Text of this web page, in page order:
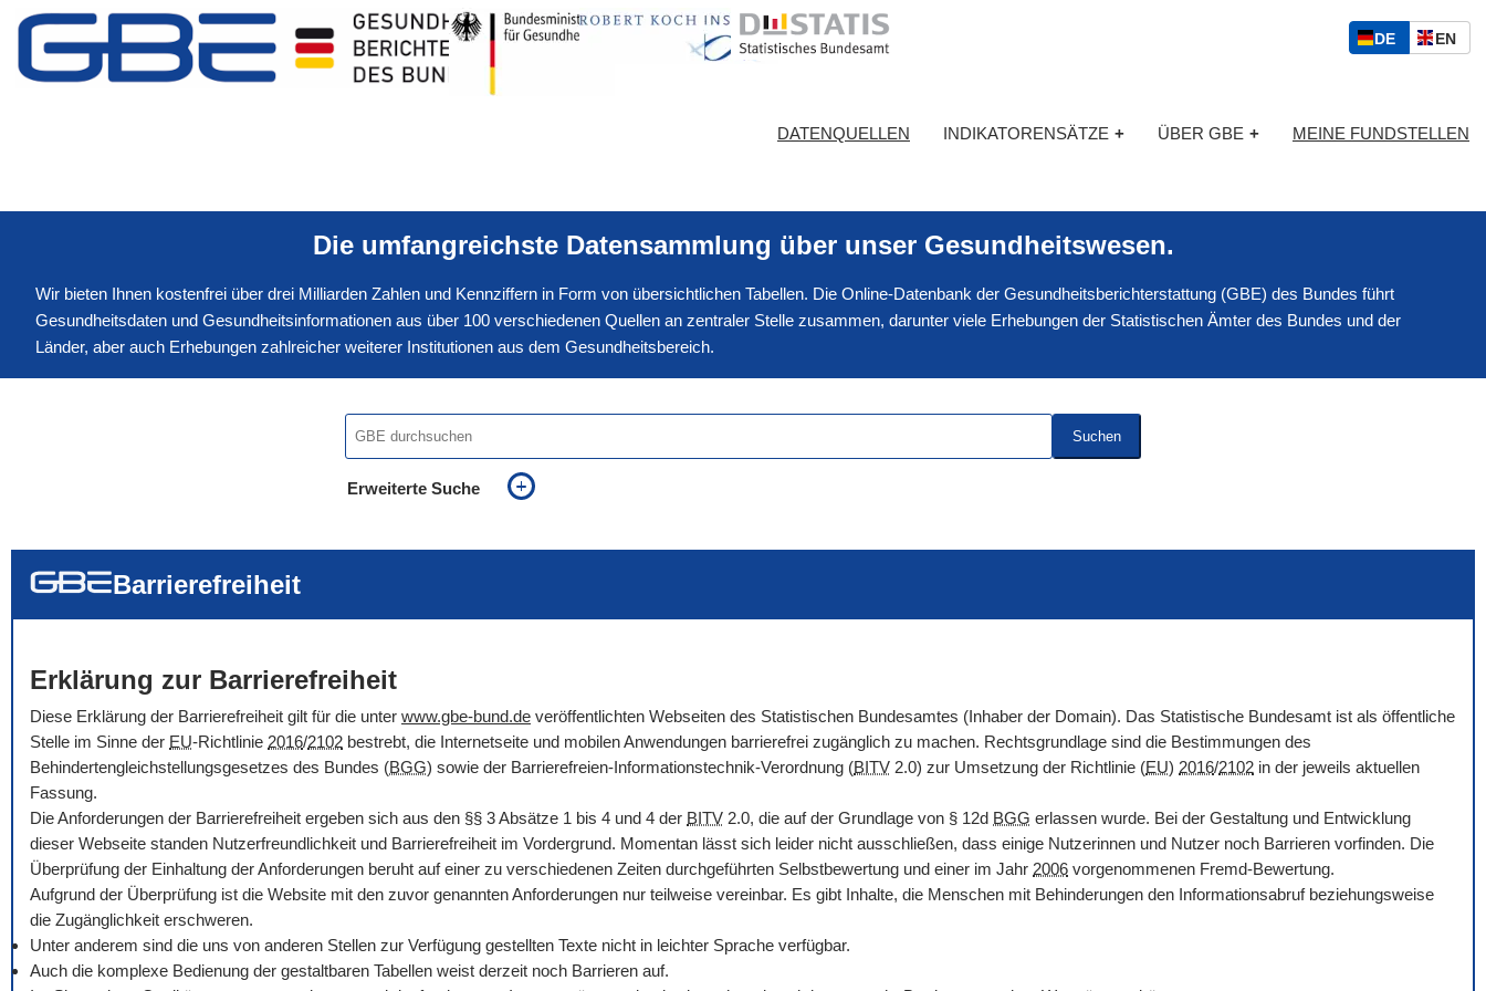
S
p
c
h
l
DED
S
ENE
I
H
DATENQUELLEN INDIKATORENSÄTZE + ÜBER GBE + MEINE FUNDSTELLEN
Die umfangreichste Datensammlung über unser Gesundheitswesen.
Wir bieten Ihnen kostenfrei über drei Milliarden Zahlen und Kennziffern in Form von übersichtlichen Tabellen. Die Online-Datenbank der Gesundheitsberichterstattung (GBE) des Bundes führt
Gesundheitsdaten und Gesundheitsinformationen aus über 100 verschiedenen Quellen an zentraler Stelle zusammen, darunter viele Erhebungen der Statistischen Ämter des Bundes und der
Länder, aber auch Erhebungen zahlreicher weiterer Institutionen aus dem Gesundheitsbereich.
Suchen
Erweiterte Suche
Barrierefreiheit
Erklärung zur Barrierefreiheit
Diese Erklärung der Barrierefreiheit gilt für die unter www.gbe-bund.de veröffentlichten Webseiten des Statistischen Bundesamtes (Inhaber der Domain). Das Statistische Bundesamt ist als öffentliche
Stelle im Sinne der EU-Richtlinie 2016/2102 bestrebt, die Internetseite und mobilen Anwendungen barrierefrei zugänglich zu machen. Rechtsgrundlage sind die Bestimmungen des
Behindertengleichstellungsgesetzes des Bundes (BGG) sowie der Barrierefreien-Informationstechnik-Verordnung (BITV 2.0) zur Umsetzung der Richtlinie (EU) 2016/2102 in der jeweils aktuellen
Fassung.
Die Anforderungen der Barrierefreiheit ergeben sich aus den §§ 3 Absätze 1 bis 4 und 4 der BITV 2.0, die auf der Grundlage von § 12d BGG erlassen wurde. Bei der Gestaltung und Entwicklung
dieser Webseite standen Nutzerfreundlichkeit und Barrierefreiheit im Vordergrund. Momentan lässt sich leider nicht ausschließen, dass einige Nutzerinnen und Nutzer noch Barrieren vorfinden. Die
Überprüfung der Einhaltung der Anforderungen beruht auf einer zu verschiedenen Zeiten durchgeführten Selbstbewertung und einer im Jahr 2006 vorgenommenen Fremd-Bewertung.
Aufgrund der Überprüfung ist die Website mit den zuvor genannten Anforderungen nur teilweise vereinbar. Es gibt Inhalte, die Menschen mit Behinderungen den Informationsabruf beziehungsweise
die Zugänglichkeit erschweren.
Unter anderem sind die uns von anderen Stellen zur Verfügung gestellten Texte nicht in leichter Sprache verfügbar.
Auch die komplexe Bedienung der gestaltbaren Tabellen weist derzeit noch Barrieren auf.